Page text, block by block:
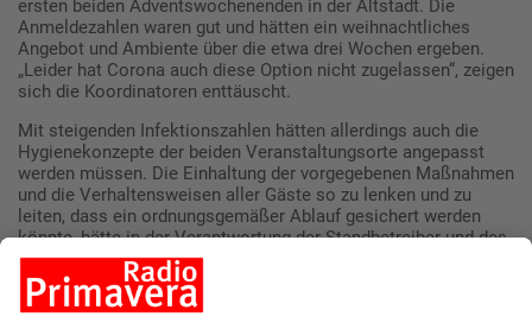
ersten beiden Adventswochenenden in der Altstadt. Die
Anmeldezahlen waren gut und hätten ein weihnachtliches
Angebot und Ambiente über die etwa drei Wochen ergeben.
„Leider hat Corona auch diese Option nicht zugelassen“, zeigen
sich die Koordinatoren enttäuscht.
Mit steigenden Infektionszahlen hätten allerdings auch die
Hygienekonzepte der beiden Veranstaltungsorte angepasst
werden müssen. Die Einhaltung der vorgegebenen Maßnahmen
und die Verhaltensweisen aller Gäste so zu lenken und zu
leiten, dass ein ordnungsgemäßer Ablauf gesichert werden
könnte, hätte in der Verantwortung der Standbetreiber und des
Gewerbevereins gelegen. Insbesondere für ehrenamtlich
arbeitende Vereine, aber auch für den Gewerbeverein selbst,
wären Aufwand und Verantwortung nicht zumutbar gewesen.